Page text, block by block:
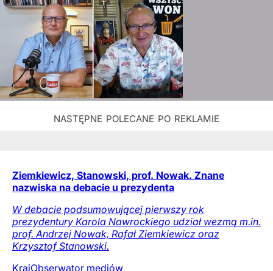
Ziemkiewicz, Stanowski, prof. Nowak. Znane
nazwiska na debacie u prezydenta
W debacie podsumowującej pierwszy rok
prezydentury Karola Nawrockiego udział wezmą m.in.
prof. Andrzej Nowak, Rafał Ziemkiewicz oraz
Krzysztof Stanowski.
KrajObserwator mediów